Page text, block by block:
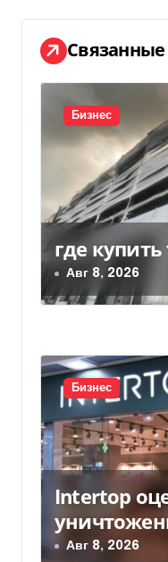
а
ц
и
я
о
з
а
и
с
я
м
Бизнес
где
Авг 8, 2026
Бизнес
Intertop
млн грн
Авг 8, 2026